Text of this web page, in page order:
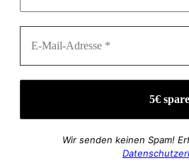
Wir senden keinen Spam!